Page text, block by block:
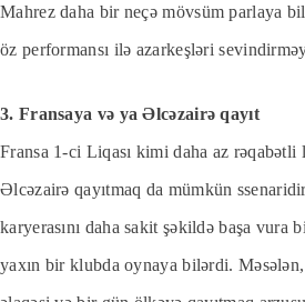
Mahrez daha bir neçə mövsüm parlaya
öz performansı ilə azarkeşləri
3. Fransaya və ya Əlcəzairə qayıt
Fransa 1-ci Liqası kimi daha az rəqabətli
Əlcəzairə qayıtmaq da mümkün
karyerasını daha sakit şəkildə başa vura
yaxın bir klubda oynaya bilərdi.